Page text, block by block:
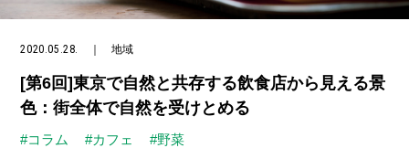
2020.05.28. ｜地域
[第6回]東京で自然と共存する飲食店から見える景
色：街全体で自然を受けとめる
#コラム #カフェ #野菜